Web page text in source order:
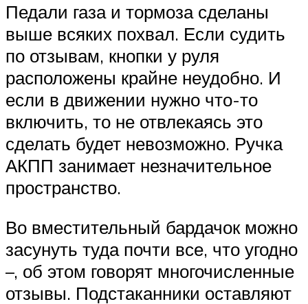
Педали газа и тормоза сделаны
выше всяких похвал. Если судить
по отзывам, кнопки у руля
расположены крайне неудобно. И
если в движении нужно что-то
включить, то не отвлекаясь это
сделать будет невозможно. Ручка
АКПП занимает незначительное
пространство.
Во вместительный бардачок можно
засунуть туда почти все, что угодно
–, об этом говорят многочисленные
отзывы. Подстаканники оставляют